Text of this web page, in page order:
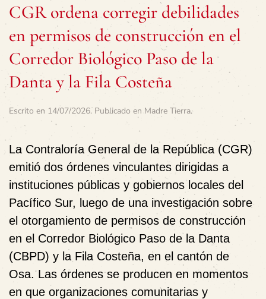
CGR ordena corregir debilidades
en permisos de construcción en el
Corredor Biológico Paso de la
Danta y la Fila Costeña
Escrito en 14/07/2026. Publicado en Madre Tierra.
La Contraloría General de la República (CGR)
emitió dos órdenes vinculantes dirigidas a
instituciones públicas y gobiernos locales del
Pacífico Sur, luego de una investigación sobre
el otorgamiento de permisos de construcción
en el Corredor Biológico Paso de la Danta
(CBPD) y la Fila Costeña, en el cantón de
Osa. Las órdenes se producen en momentos
en que organizaciones comunitarias y